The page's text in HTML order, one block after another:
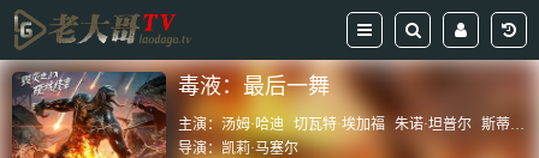
毒液：最后一舞
主演：汤姆·哈迪 切瓦特·埃加福 朱诺·坦普尔 斯蒂芬·格拉汉姆
导演：凯莉·马塞尔